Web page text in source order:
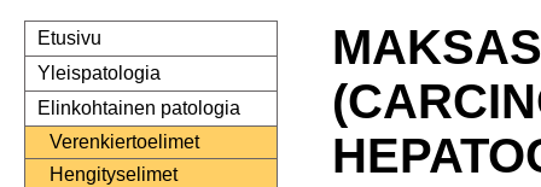
Etusivu
Yleispatologia
Elinkohtainen patologia
Verenkiertoelimet
Hengityselimet